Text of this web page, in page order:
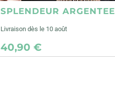
SPLENDEUR ARGENTEE
Livraison dès le 10 août
40,90 €